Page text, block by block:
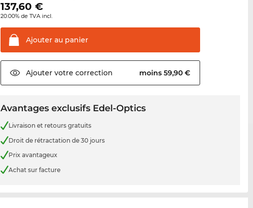
137,60 €
20.00% de TVA incl.
Ajouter au panier
Ajouter votre correction moins 59,90 €
Avantages exclusifs Edel-Optics
Livraison et retours gratuits
Droit de rétractation de 30 jours
Prix avantageux
Achat sur facture